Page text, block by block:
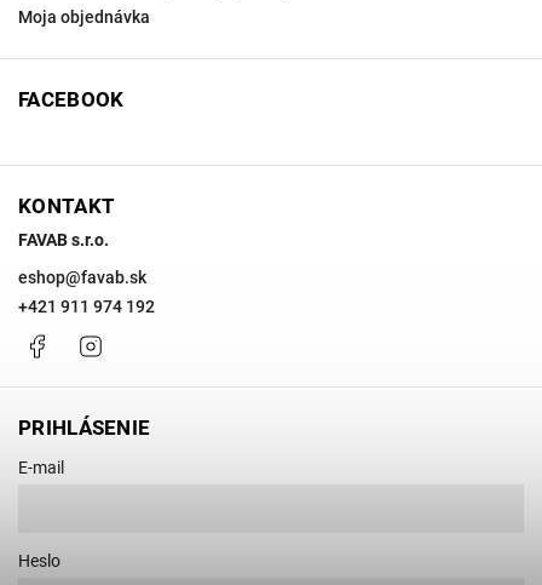
Moja objednávka
FACEBOOK
KONTAKT
FAVAB s.r.o.
eshop@favab.sk
+421 911 974 192
Facebook
PRIHLÁSENIE
E-mail
Heslo